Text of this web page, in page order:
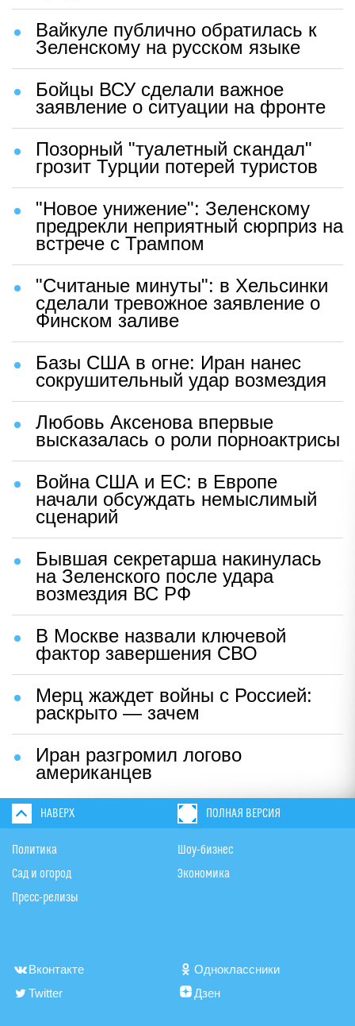
Вайкуле публично обратилась к
Зеленскому на русском языке
Бойцы ВСУ сделали важное
заявление о ситуации на фронте
Позорный "туалетный скандал"
грозит Турции потерей туристов
"Новое унижение": Зеленскому
предрекли неприятный сюрприз на
встрече с Трампом
"Считаные минуты": в Хельсинки
сделали тревожное заявление о
Финском заливе
Базы США в огне: Иран нанес
сокрушительный удар возмездия
Любовь Аксенова впервые
высказалась о роли порноактрисы
Война США и ЕС: в Европе
начали обсуждать немыслимый
сценарий
Бывшая секретарша накинулась
на Зеленского после удара
возмездия ВС РФ
В Москве назвали ключевой
фактор завершения СВО
Мерц жаждет войны с Россией:
раскрыто — зачем
Иран разгромил логово
американцев
НАВЕРХ ПОЛНАЯ ВЕРСИЯ
Политика
Сад и огород
Пресс-релизы
Шоу-бизнес
Экономика
Вконтакте
Одноклассники
Twitter
Дзен